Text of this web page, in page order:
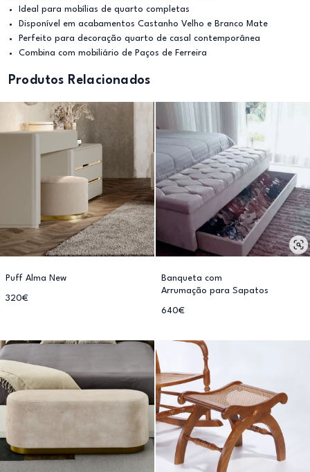
Ideal para mobílias de quarto completas
Disponível em acabamentos Castanho Velho e Branco Mate
Perfeito para decoração quarto de casal contemporânea
Combina com mobiliário de Paços de Ferreira
Produtos Relacionados
Puff Alma New
320€
Banqueta com
Arrumação para Sapatos
640€